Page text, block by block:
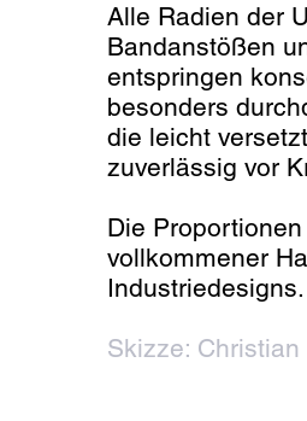
Alle Radien der
Bandanstößen
entspringen
besonders
die leicht
zuverlässig vor
Die
vollkommener
Industriedesigns.
Skizze: Christian